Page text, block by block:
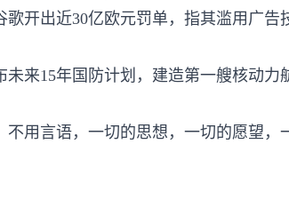
歌开出近30亿欧元罚单，指其滥用广
未来15年国防计划，建造第一艘核动
不用言语，一切的思想，一切的愿望